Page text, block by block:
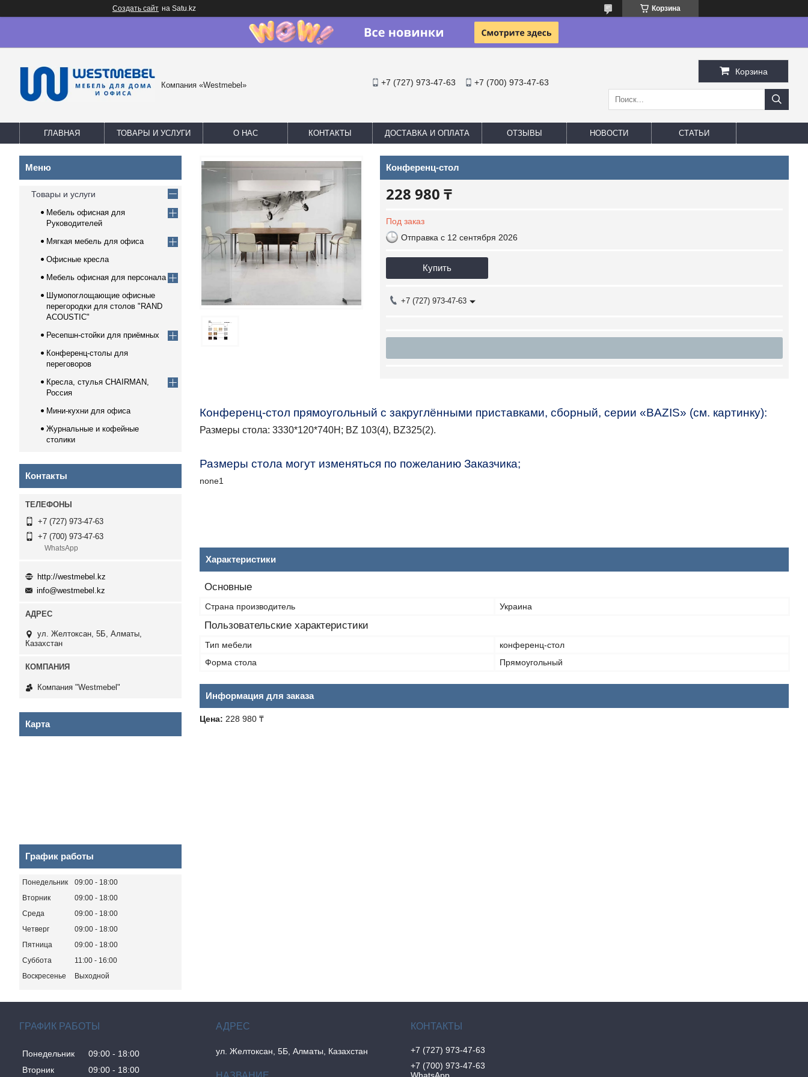
Создать сайт на Satu.kz Корзина
Компания «Westmebel» +7 (727) 973-47-63 +7 (700) 973-47-63
Корзина
ГЛАВНАЯ ТОВАРЫ И УСЛУГИ О НАС КОНТАКТЫ ДОСТАВКА И ОПЛАТА ОТЗЫВЫ НОВОСТИ СТАТЬИ
Конференц-стол
228 980 ₸
Под заказ
Отправка с 12 сентября 2026
Купить
+7 (727) 973-47-63
Конференц-стол прямоугольный с закруглёнными приставками, сборный, серии «BAZIS» (см. картинку):
Размеры стола: 3330*120*740Н; BZ 103(4), BZ325(2).
Размеры стола могут изменяться по пожеланию Заказчика;
none1
Характеристики
Основные
Страна производитель Украина
Пользовательские характеристики
Тип мебели
конференц-стол
Форма стола
Прямоугольный
Информация для заказа
Цена: 228 980 ₸
Товары и услуги
Мебель офисная для
Руководителей
Мягкая мебель для офиса
Офисные кресла
Мебель офисная для персонала
Шумопоглощающие офисные
перегородки для столов "RAND
ACOUSTIC"
Ресепшн-стойки для приёмных
Конференц-столы для
переговоров
Кресла, стулья CHAIRMAN,
Россия
Мини-кухни для офиса
Журнальные и кофейные
столики
Контакты
+7 (727) 973-47-63
+7 (700) 973-47-63
WhatsApp
http://westmebel.kz
info@westmebel.kz
ул. Желтоксан, 5Б, Алматы,
Казахстан
Компания "Westmebel"
Карта
График работы
Понедельник 09:00
18:00
Вторник
09:00
18:00
Среда
09:00
18:00
Четверг
09:00
18:00
Пятница
09:00
18:00
Суббота
11:00
16:00
Воскресенье
Выходной
ГРАФИК РАБОТЫ
Понедельник 09:00
18:00
Вторник
09:00 18:00
ул. Желтоксан, 5Б, Алматы, Казахстан
+7 (727) 973-47-63
+7 (700) 973-47-63
WhatsApp